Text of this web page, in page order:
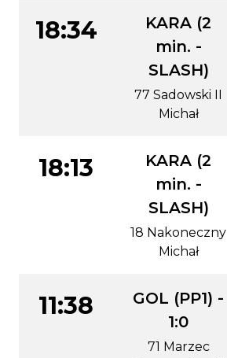
18:34
KARA (2
min. -
SLASH)
77 Sadowski II
Michał
18:13
KARA (2
min. -
SLASH)
18 Nakoneczny
Michał
11:38
GOL (PP1) -
1:0
71 Marzec